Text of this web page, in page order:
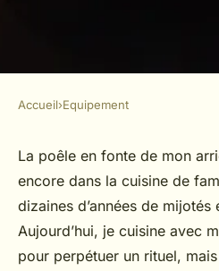
EQUIPEMENT
Pourquoi
inox pour
Jean-Guillaume•22/05/2026
Accueil›Equipement
La poêle en fonte de mon
encore dans la cuisine de
dizaines d’années de mijotés
Aujourd’hui, je cuisine avec
pour perpétuer un rituel,